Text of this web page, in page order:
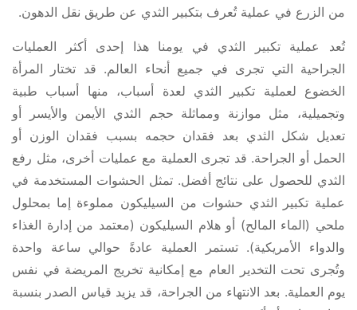
من الزرع في عملية تُعرف بتكبير الثدي عن طريق نقل الدهون.
تُعد عملية تكبير الثدي في يومنا هذا إحدى أكثر العمليات
الجراحية التي تجرى في جميع أنحاء العالم. قد تختار المرأة
الخضوع لعملية تكبير الثدي لعدة أسباب، منها أسباب طبية
وتجميلية، مثل موازنة ومماثلة حجم الثدي الأيمن والأيسر أو
تعديل شكل الثدي بعد فقدان حجمه بسبب فقدان الوزن أو
الحمل أو الجراحة. قد تجرى العملية مع عمليات أخرى، مثل رفع
الثدي للحصول على نتائج أفضل. تمثل الحشوات المستخدمة في
عملية تكبير الثدي حشوات من السيليكون مملوءة إما بمحلول
ملحي (الماء المالح) أو هلام السيليكون (معتمد من إدارة الغذاء
والدواء الأمريكية). تستمر العملية عادةً حوالي ساعة واحدة
وتُجرى تحت التخدير العام مع إمكانية تخريج المريضة في نفس
يوم العملية. بعد الانتهاء من الجراحة، قد يزيد قياس الصدر بنسبة